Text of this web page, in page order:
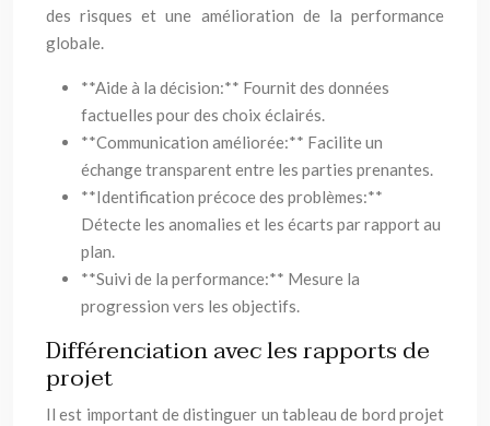
des risques et une amélioration de la performance
globale.
**Aide à la décision:** Fournit des données
factuelles pour des choix éclairés.
**Communication améliorée:** Facilite un
échange transparent entre les parties prenantes.
**Identification précoce des problèmes:**
Détecte les anomalies et les écarts par rapport au
plan.
**Suivi de la performance:** Mesure la
progression vers les objectifs.
Différenciation avec les rapports de
projet
Il est important de distinguer un tableau de bord projet